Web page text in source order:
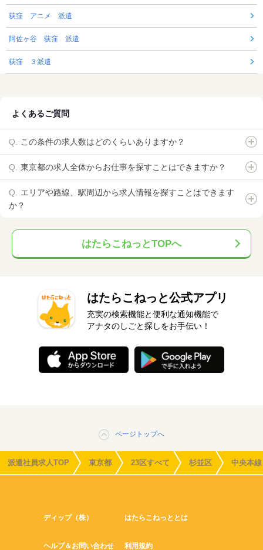
荻窪 アニメ 派遣
阿佐ヶ谷 荻窪 派遣
荻窪 ３派遣
よくあるご質問
この条件の求人数はどのくらいありますか？
東京都の求人全体からお仕事を探すことはできますか？
エリアや路線、駅周辺から求人情報を探すことはできます
か？
はたらこねっとTOPへ
はたらこねっと公式アプリ
充実の検索機能と便利な通知機能で
アナタのしごと探しをお手伝い！
ページトップへ
派遣社員求人TOP 東京都 23区すべて 杉並区 中央本線
ディップ（株） はたらこねっととは
ヘルプ＆お問い合わせ 利用規約